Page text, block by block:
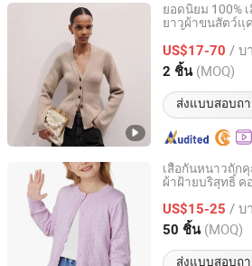
ยอดนิยม 100%
ยาวผ้าขนสัตว์แ
US$17-70 / บ
2 ชิ้น (MOQ)
ส่งแบบสอบถ
Jinan Nanfei Information
Shandong, China อัตราจ
เสื้อกันหนาวถัก
ผ้าฝ้ายบริสุทธิ์
US$15-25 / บ
50 ชิ้น (MOQ)
ส่งแบบสอบถ
Xiamen Ainety Garment Co., Ltd.
Fujian, China อัตราจาก